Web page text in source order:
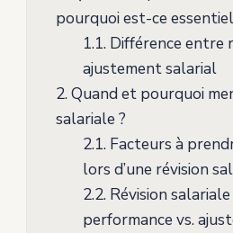
pourquoi est-ce
1.1.Différence entre
ajustement salarial
2.Quand et pourquoi
salariale ?
2.1.Facteurs à
lors d’une révision
2.2.Révision
performance vs.